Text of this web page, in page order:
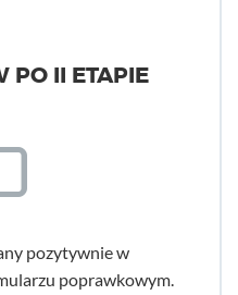
PO II ETAPIE
pozytywnie w
poprawkowym.